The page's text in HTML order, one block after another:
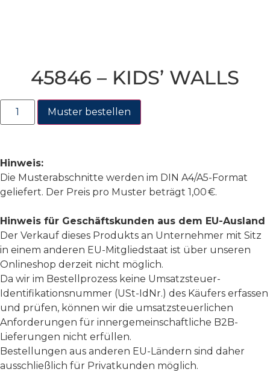
45846 – KIDS’ WALLS
Muster bestellen
Hinweis:
Die Musterabschnitte werden im DIN A4/A5-Format
geliefert. Der Preis pro Muster beträgt 1,00 €.
Hinweis für Geschäftskunden aus dem EU-Ausland
Der Verkauf dieses Produkts an Unternehmer mit Sitz
in einem anderen EU-Mitgliedstaat ist über unseren
Onlineshop derzeit nicht möglich.
Da wir im Bestellprozess keine Umsatzsteuer-
Identifikationsnummer (USt-IdNr.) des Käufers erfassen
und prüfen, können wir die umsatzsteuerlichen
Anforderungen für innergemeinschaftliche B2B-
Lieferungen nicht erfüllen.
Bestellungen aus anderen EU-Ländern sind daher
ausschließlich für Privatkunden möglich.